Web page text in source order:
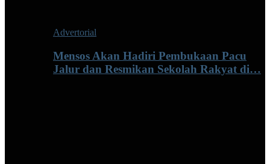
Advertorial
Mensos Akan Hadiri Pembukaan Pacu
Jalur dan Resmikan Sekolah Rakyat di…